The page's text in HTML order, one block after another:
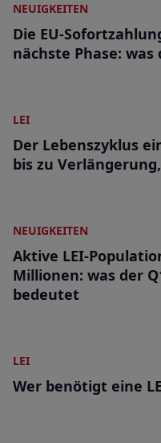
NEUIGKEITEN
Die EU-
nächste Phase:
LEI
Der Lebenszyklus
bis zu
NEUIGKEITEN
Aktive LEI-
Millionen: was der
bedeutet
LEI
Wer benötigt eine